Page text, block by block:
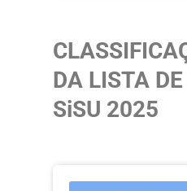
DA LISTA
SiSU 2025